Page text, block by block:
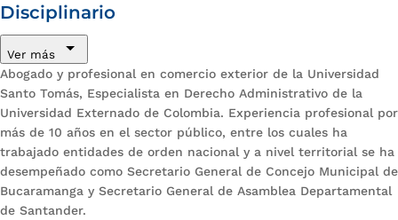
Disciplinario
Ver más
Abogado y profesional en comercio exterior de la Universidad
Santo Tomás, Especialista en Derecho Administrativo de la
Universidad Externado de Colombia. Experiencia profesional por
más de 10 años en el sector público, entre los cuales ha
trabajado entidades de orden nacional y a nivel territorial se ha
desempeñado como Secretario General de Concejo Municipal de
Bucaramanga y Secretario General de Asamblea Departamental
de Santander.